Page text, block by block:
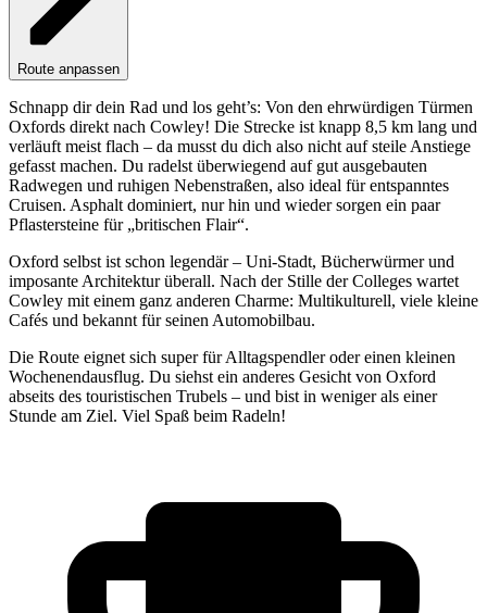
Route anpassen
Schnapp dir dein Rad und los geht’s: Von den ehrwürdigen Türmen
Oxfords direkt nach Cowley! Die Strecke ist knapp 8,5 km lang und
verläuft meist flach – da musst du dich also nicht auf steile Anstiege
gefasst machen. Du radelst überwiegend auf gut ausgebauten
Radwegen und ruhigen Nebenstraßen, also ideal für entspanntes
Cruisen. Asphalt dominiert, nur hin und wieder sorgen ein paar
Pflastersteine für „britischen Flair“.
Oxford selbst ist schon legendär – Uni-Stadt, Bücherwürmer und
imposante Architektur überall. Nach der Stille der Colleges wartet
Cowley mit einem ganz anderen Charme: Multikulturell, viele kleine
Cafés und bekannt für seinen Automobilbau.
Die Route eignet sich super für Alltagspendler oder einen kleinen
Wochenendausflug. Du siehst ein anderes Gesicht von Oxford
abseits des touristischen Trubels – und bist in weniger als einer
Stunde am Ziel. Viel Spaß beim Radeln!